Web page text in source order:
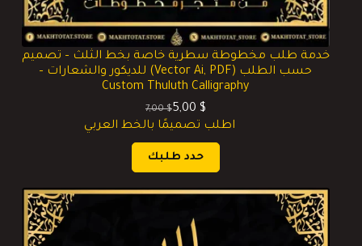
خدمة طلب مخطوطة سطرية خاصة بخط الثلث – تصميم
حسب الطلب (Vector Ai, PDF) للديكور والشعارات –
Custom Thuluth Calligraphy
7,00$السعر
الأصلي
هو:
7,00 $.
5,00 $
السعر
الحالي
هو:
5,00 $.
اطلب تصميمًا بالخط العربي
حدد طلبك